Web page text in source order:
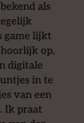
als
game lijkt
op,
digitale
in te
van een
Ik praat